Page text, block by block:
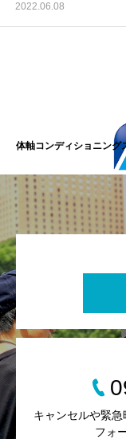
2022.06.08
体軸コンディショニング
キャンセルや緊
フォ